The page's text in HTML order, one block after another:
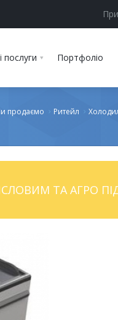
послуги Портфоліо
продаємо Ритейл
ТА АГРО